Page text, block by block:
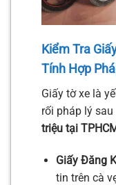
Kiểm Tra
Tính Hợp
Giấy tờ xe là
rối pháp lý
triệu tại
Giấy Đăng
tin trên cà